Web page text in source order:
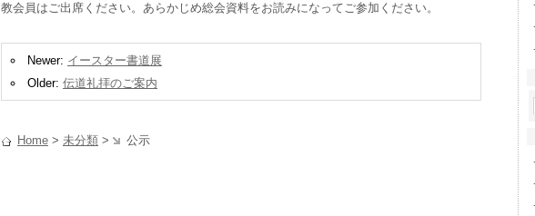
教会員はご出席ください。あらかじめ総会資料をお読みになってご参加ください。
Newer: イースター書道展
Older: 伝道礼拝のご案内
Home > 未分類 > 公示